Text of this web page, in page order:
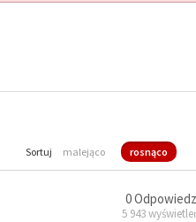
Sortuj malejąco rosnąco
0
5 943